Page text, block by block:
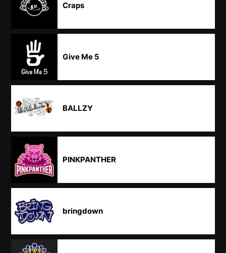
Craps
Give Me 5
BALLZY
PINKPANTHER
bringdown